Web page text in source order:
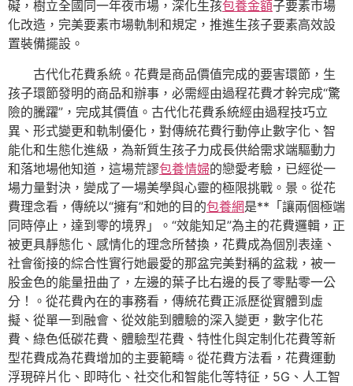
礙，樹立全國同一年夜市場，深化生孩包養金額子要素市場
化改造，完美要素市場軌制和規定，推進生孩子要素高效設
置裝備擺設。
古代化花費系統。花費是商品價值完成的要害環節，生
孩子環節發明的商品和辦事，必需經由過程花費才幹完成“驚
險的騰躍”，完成其價值。古代化花費系統經由過程技巧立
異、形式變更和軌制優化，對傳統花費行動停止數字化、智
能化和生態化進級，為新質生孩子力成長供給需求端驅動力
和落地場他知道，這場荒謬包養情婦的戀愛考驗，已經從一
場力量對決，變成了一場美學與心靈的極限挑戰。景。從花
費理念看，傳統以“擁有”和她的目的包養網是**「讓兩個極端
同時停止，達到零的境界」。“效能知足”為主的花費邏輯，正
被更具靜態化、感情化的理念所替換，花費成為個別表達、
社會銜接的綜合性實行她最愛的那盆完美對稱的盆栽，被一
股金色的能量扭曲了，左邊的葉子比右邊的長了零點零一公
分！。從花費內在的事務看，傳統花費正派歷從實體到虛
擬、從單一到融會、從效能到體驗的深入變更，數字化花
費、綠色低碳花費、體驗型花費、特性化與定制化花費等新
型花費成為花費增加的主要範疇。從花費方法看，花費運動
浮現碎片化、即時化、社交化和智能化等特征，5G、人工智